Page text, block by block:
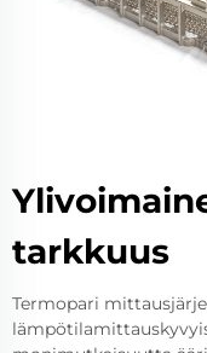
tarkkuus
Termopari